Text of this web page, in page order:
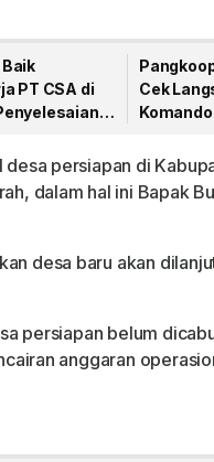
PT CSA di
Cek
persiapan di
dalam hal ini Bapak
desa baru akan
persiapan belum
anggaran